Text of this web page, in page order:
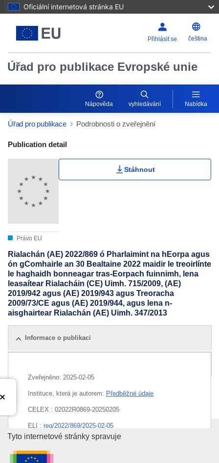
Oficiální internetová stránka EU
Přihlásit se čeština
Úřad pro publikace Evropské unie
Nápověda vyhledávání Nabídka
Úřad pro publikace Podrobnosti o zveřejnění
Publication Detail Actions Portlet
Publication detail
Právo EU
Stáhnout
Rialachán (AE) 2022/869 ó Pharlaimint na hEorpa agus
ón gComhairle an 30 Bealtaine 2022 maidir le treoirlínte
le haghaidh bonneagar tras-Eorpach fuinnimh, lena
leasaítear Rialacháin (CE) Uimh. 715/2009, (AE)
2019/942 agus (AE) 2019/943 agus Treoracha
2009/73/CE agus (AE) 2019/944, agus lena n-
aisghairtear Rialachán (AE) Uimh. 347/2013
Informace o publikaci
Zveřejněno: 2025-02-05
Instituce, která je autorem: Předběžné údaje
CELEX : 02022R0869-20250205
ELI : reg/2022/869/2025-02-05
Úřad pro publikace Evropské
Tyto internetové stránky spravuje